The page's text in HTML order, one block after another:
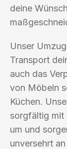
deine
Unser
Transport
auch das
von Möbeln
Küchen.
sorgfältig mit
um und
unversehrt